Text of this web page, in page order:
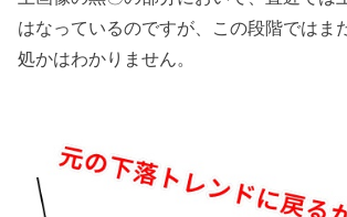
はなっているのですが、この段階ではま
処かはわかりません。